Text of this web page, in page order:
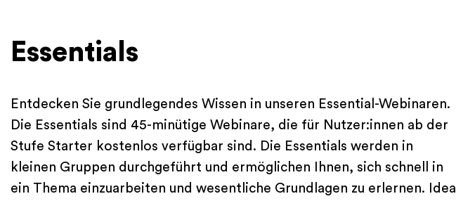
Essentials
Entdecken Sie grundlegendes Wissen in unseren Essential-Webinaren.
Die Essentials sind 45-minütige Webinare, die für Nutzer:innen ab der
Stufe Starter kostenlos verfügbar sind. Die Essentials werden in
kleinen Gruppen durchgeführt und ermöglichen Ihnen, sich schnell in
ein Thema einzuarbeiten und wesentliche Grundlagen zu erlernen. Ideal